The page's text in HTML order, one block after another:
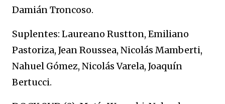
Damián Troncoso.
Suplentes: Laureano Rustton, Emiliano
Pastoriza, Jean Roussea, Nicolás Mamberti,
Nahuel Gómez, Nicolás Varela, Joaquín
Bertucci.